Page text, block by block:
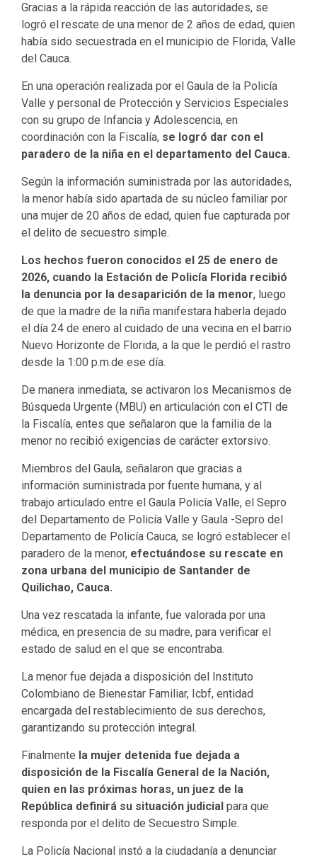
Gracias a la rápida reacción de las autoridades, se
logró el rescate de una menor de 2 años de edad, quien
había sido secuestrada en el municipio de Florida, Valle
del Cauca.
En una operación realizada por el Gaula de la Policía
Valle y personal de Protección y Servicios Especiales
con su grupo de Infancia y Adolescencia, en
coordinación con la Fiscalía, se logró dar con el
paradero de la niña en el departamento del Cauca.
Según la información suministrada por las autoridades,
la menor había sido apartada de su núcleo familiar por
una mujer de 20 años de edad, quien fue capturada por
el delito de secuestro simple.
Los hechos fueron conocidos el 25 de enero de
2026, cuando la Estación de Policía Florida recibió
la denuncia por la desaparición de la menor, luego
de que la madre de la niña manifestara haberla dejado
el día 24 de enero al cuidado de una vecina en el barrio
Nuevo Horizonte de Florida, a la que le perdió el rastro
desde la 1:00 p.m.de ese día.
De manera inmediata, se activaron los Mecanismos de
Búsqueda Urgente (MBU) en articulación con el CTI de
la Fiscalía, entes que señalaron que la familia de la
menor no recibió exigencias de carácter extorsivo.
Miembros del Gaula, señalaron que gracias a
información suministrada por fuente humana, y al
trabajo articulado entre el Gaula Policía Valle, el Sepro
del Departamento de Policía Valle y Gaula -Sepro del
Departamento de Policía Cauca, se logró establecer el
paradero de la menor, efectuándose su rescate en
zona urbana del municipio de Santander de
Quilichao, Cauca.
Una vez rescatada la infante, fue valorada por una
médica, en presencia de su madre, para verificar el
estado de salud en el que se encontraba.
La menor fue dejada a disposición del Instituto
Colombiano de Bienestar Familiar, Icbf, entidad
encargada del restablecimiento de sus derechos,
garantizando su protección integral.
Finalmente la mujer detenida fue dejada a
disposición de la Fiscalía General de la Nación,
quien en las próximas horas, un juez de la
República definirá su situación judicial para que
responda por el delito de Secuestro Simple.
La Policía Nacional instó a la ciudadanía a denunciar